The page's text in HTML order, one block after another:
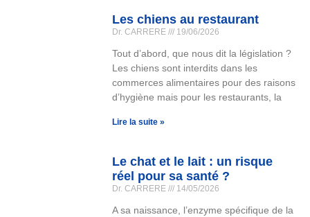
Les chiens au restaurant
Dr. CARRERE 19/06/2026
Tout d’abord, que nous dit la législation ?
Les chiens sont interdits dans les
commerces alimentaires pour des raisons
d’hygiène mais pour les restaurants, la
Lire la suite »
Le chat et le lait : un risque
réel pour sa santé ?
Dr. CARRERE 14/05/2026
A sa naissance, l’enzyme spécifique de la